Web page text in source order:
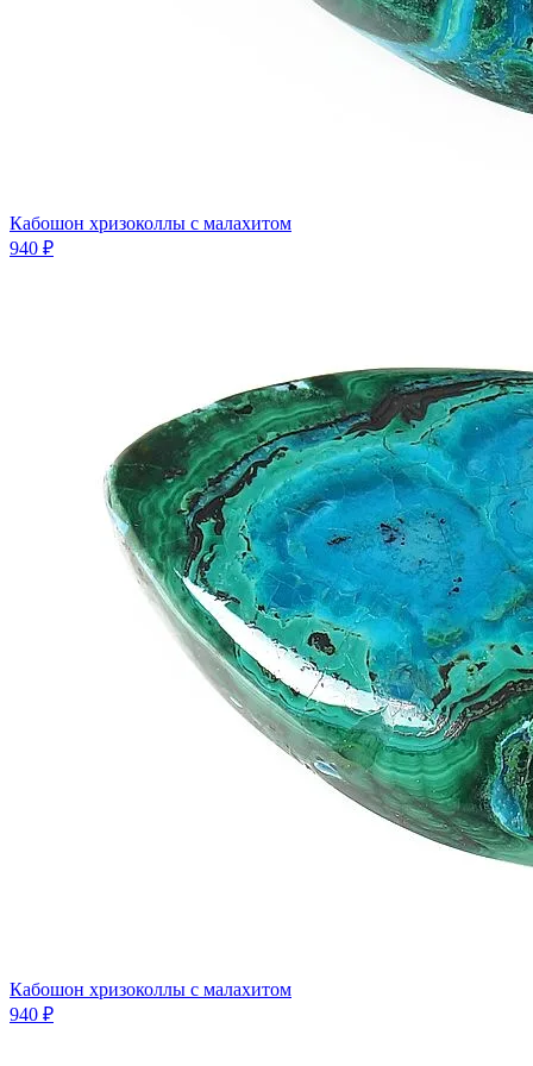
Кабошон хризоколлы с малахитом
940 ₽
Кабошон хризоколлы с малахитом
940 ₽